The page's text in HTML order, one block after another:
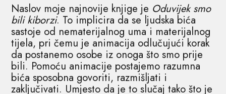
Naslov moje najnovije knjige je Oduvijek smo
bili kiborzi. To implicira da se ljudska bića
sastoje od nematerijalnog uma i materijalnog
tijela, pri čemu je animacija odlučujući korak
da postanemo osobe iz onoga što smo prije
bili. Pomoću animacije postajemo razumna
bića sposobna govoriti, razmišljati i
zaključivati. Umjesto da je to slučaj tako što je